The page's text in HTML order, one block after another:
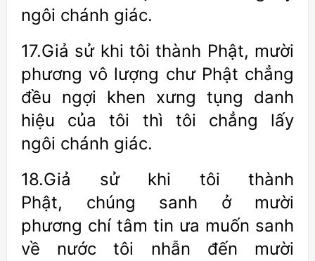
ngôi chánh giác.
17.Giả sử khi tôi thành Phật, mười
phương vô lượng chư Phật chẳng
đều ngợi khen xưng tụng danh
hiệu của tôi thì tôi chẳng lấy
ngôi chánh giác.
18.Giả sử khi tôi thành
Phật, chúng sanh ở mười
phương chí tâm tin ưa muốn sanh
về nước tôi nhẫn đến mười